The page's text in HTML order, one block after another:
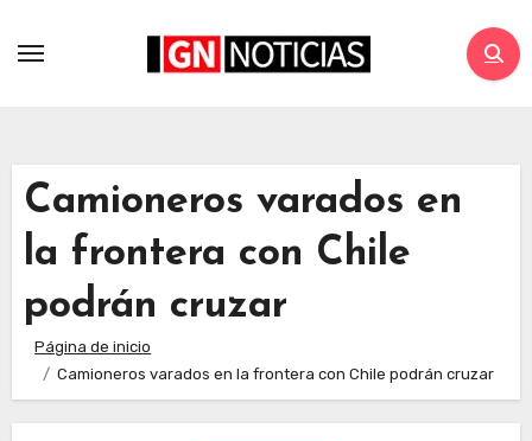
Camioneros varados en
la frontera con Chile
podrán cruzar
Página de inicio
Camioneros varados en la frontera con Chile podrán cruzar